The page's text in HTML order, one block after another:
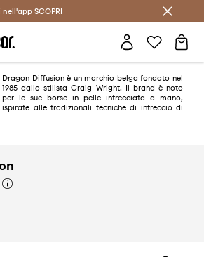
con Answear Club >
nell'app SCOPRI
Dragon Diffusion è un marchio belga fondato nel
1985 dallo stilista Craig Wright. Il brand è noto
per le sue borse in pelle intrecciata a mano,
ispirate alle tradizionali tecniche di intreccio di